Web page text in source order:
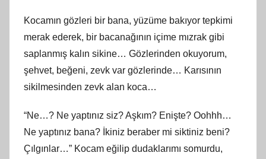
Kocamın gözleri bir bana, yüzüme bakıyor tepkimi
merak ederek, bir bacanağının içime mızrak gibi
saplanmış kalın sikine… Gözlerinden okuyorum,
şehvet, beğeni, zevk var gözlerinde… Karısının
sikilmesinden zevk alan koca…
“Ne…? Ne yaptınız siz? Aşkım? Enişte? Oohhh…
Ne yaptınız bana? İkiniz beraber mi siktiniz beni?
Çılgınlar…” Kocam eğilip dudaklarımı somurdu,